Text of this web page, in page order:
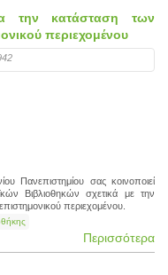
την κατάσταση των
περιεχομένου
Πανεπιστημίου σας κοινοποιεί
Βιβλιοθηκών σχετικά με την
περιεχομένου.
Περισσότερα